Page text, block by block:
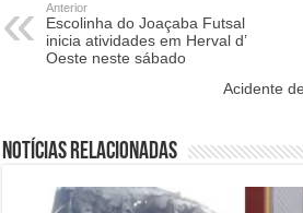
Anterior
Escolinha do Joaçaba Futsal
inicia atividades em Herval d’
Oeste neste sábado
Acidente
Notícias relacionadas